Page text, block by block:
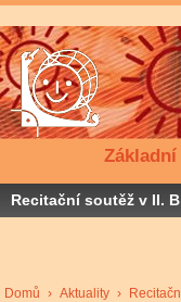
Základní
Recitační soutěž v II. B
Domů › Aktuality ›